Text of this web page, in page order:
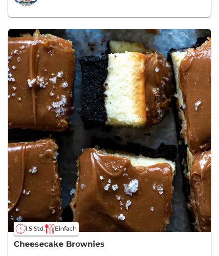
1,5 Std. Einfach
Cheesecake Brownies